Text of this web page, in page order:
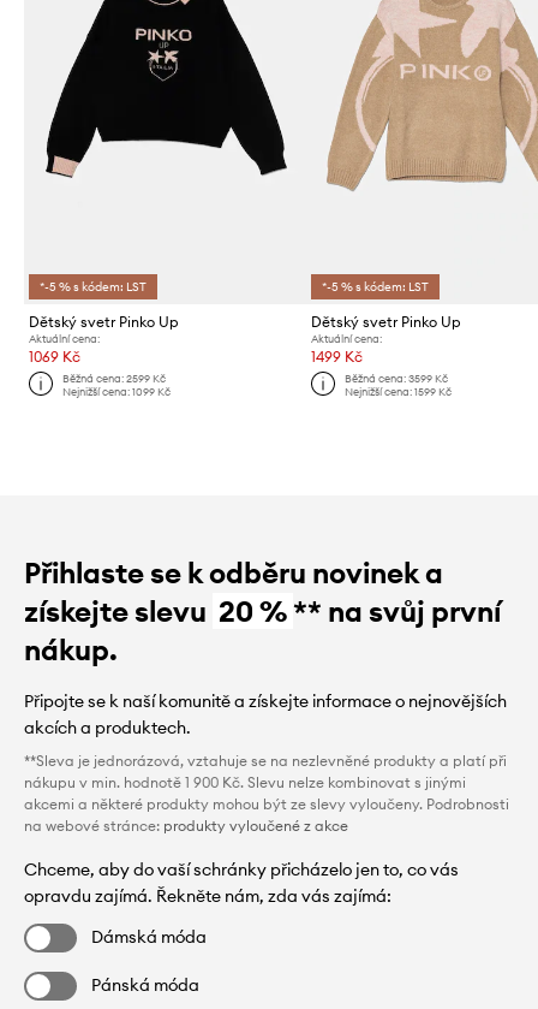
*-5 % s kódem: LST
Dětský svetr Pinko Up
Aktuální cena:
1069 Kč
Běžná cena:2599 Kč
Nejnižší cena:1099 Kč
*-5 % s kódem: LST
Dětský svetr Pinko Up
Aktuální cena:
1499 Kč
Běžná cena: 3599 Kč
Nejnižší cena: 1599 Kč
Přihlaste se k odběru novinek a
získejte slevu 20 %** na svůj první
nákup.
Připojte se k naší komunitě a získejte informace o nejnovějších
akcích a produktech.
**Sleva je jednorázová, vztahuje se na nezlevněné produkty a platí při
nákupu v min. hodnotě 1 900 Kč. Slevu nelze kombinovat s jinými
akcemi a některé produkty mohou být ze slevy vyloučeny. Podrobnosti
na webové stránce: produkty vyloučené z akce
Chceme, aby do vaší schránky přicházelo jen to, co vás
opravdu zajímá. Řekněte nám, zda vás zajímá:
Dámská móda
Pánská móda